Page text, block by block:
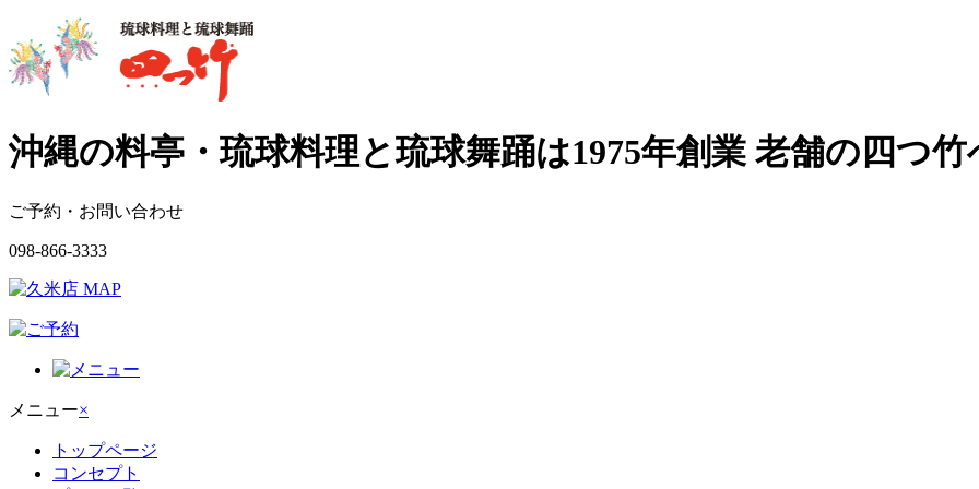
沖縄の料亭・琉球料理と琉球舞踊は1975年創業 老舗の四つ竹
ご予約・お問い合わせ
098-866-3333
メニュー×
トップページ
コンセプト